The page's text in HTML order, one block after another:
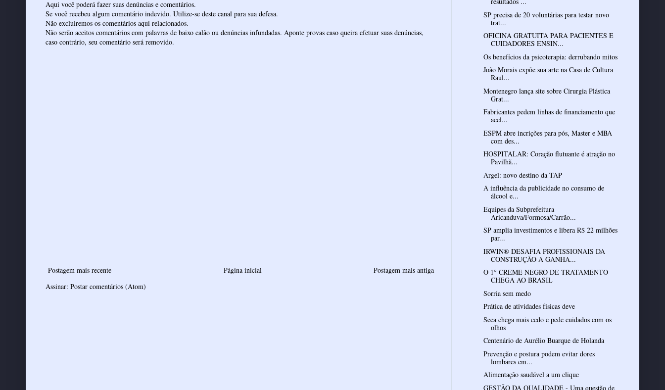
Aqui você poderá fazer suas denúncias e comentários.
Se você recebeu algum comentário indevido. Utilize-se deste canal para sua defesa.
Não excluiremos os comentários aqui relacionados.
Não serão aceitos comentários com palavras de baixo calão ou denúncias infundadas. Aponte provas caso queira efetuar suas denúncias,
caso contrário, seu comentário será removido.
Postagem mais recente Postagem mais antiga
Página inicial
Assinar: Postar comentários (Atom)
SP precisa de 20 voluntárias para testar novo
trat...
OFICINA GRATUITA PARA PACIENTES E
CUIDADORES ENSIN...
Os benefícios da psicoterapia: derrubando mitos
João Morais expõe sua arte na Casa de Cultura
Raul...
Montenegro lança site sobre Cirurgia Plástica
Grat...
Fabricantes pedem linhas de financiamento que
acel...
ESPM abre incrições para pós, Master e MBA
com des...
HOSPITALAR: Coração flutuante é atração no
Pavilhã...
Argel: novo destino da TAP
A influência da publicidade no consumo de
álcool e...
Equipes da Subprefeitura
Aricanduva/Formosa/Carrão...
SP amplia investimentos e libera R$ 22 milhões
par...
IRWIN® DESAFIA PROFISSIONAIS DA
CONSTRUÇÃO A GANHA...
O 1° CREME NEGRO DE TRATAMENTO
CHEGA AO BRASIL
Sorria sem medo
Prática de atividades físicas deve
Seca chega mais cedo e pede cuidados com os
olhos
Centenário de Aurélio Buarque de Holanda
Prevenção e postura podem evitar dores
lombares em...
Alimentação saudável a um clique
GESTÃO DA QUALIDADE - Uma questão de